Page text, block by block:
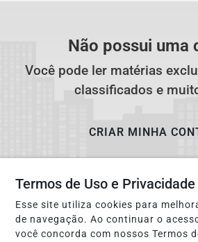
Não possui uma
Você pode ler matérias
classificados e
CRIAR MINHA
Termos de Uso e Privacidade
Esse site utiliza cookies para
de navegação. Ao continuar o
você concorda com nossos Termos